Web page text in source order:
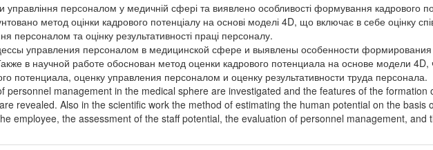
управління персоналом у медичній сфері та виявлено особливості формування кадрового
метод оцінки кадрового потенціалу на основі моделі 4D, що включає в себе оцінку
персоналом та оцінку результативності праці персоналу.
управления персоналом в медицинской сфере и выявлены особенности формирования
в научной работе обоснован метод оценки кадрового потенциала на основе модели 4D,
потенциала, оценку управления персоналом и оценку результативности труда персонала.
personnel management in the medical sphere are investigated and the features of the formation
revealed. Also in the scientific work the method of estimating the human potential on the basis
employee, the assessment of the staff potential, the evaluation of personnel management, and